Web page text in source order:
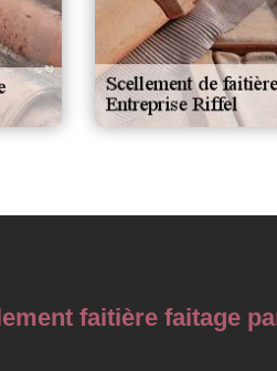
faitière faitage